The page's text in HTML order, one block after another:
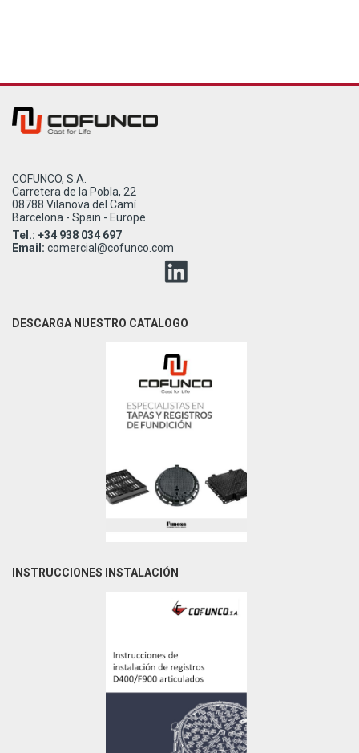
COFUNCO, S.A.
Carretera de la Pobla, 22
08788 Vilanova del Camí
Barcelona - Spain - Europe
Tel.: +34 938 034 697
Email: comercial@cofunco.com
DESCARGA NUESTRO CATALOGO
INSTRUCCIONES INSTALACIÓN